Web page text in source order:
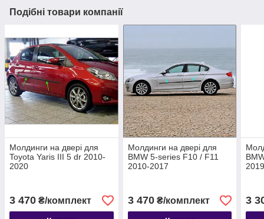
Подібні товари компанії
Молдинги на двері для
Toyota Yaris III 5 dr 2010-
2020
3 470 ₴/комплект
Молдинги на двері для
BMW 5-series F10 / F11
2010-2017
3 470₴/комплект 3